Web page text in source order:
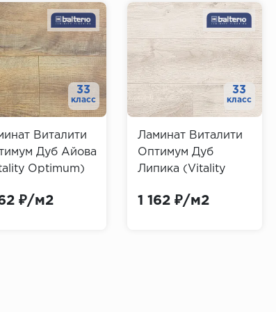
33
класс
Виталити
Дуб Айова
Optimum)
₽/м2
33
класс
Ламинат Виталити
Оптимум Дуб
Липика (Vitality
1 162 ₽/м2